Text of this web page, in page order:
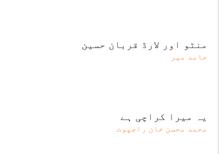
منٹو اور لارڈ قربان حسین
حامد میر
یہ میرا کراچی ہے
محمد محسن خان راجپوت